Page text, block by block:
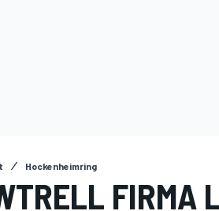
Hockenheimring
FIRMA